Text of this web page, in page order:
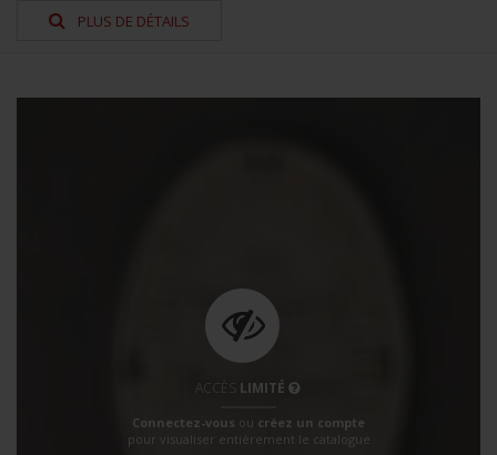
PLUS DE DÉTAILS
ACCÈS LIMITÉ
Connectez-vous ou créez un compte
pour visualiser entièrement le catalogue